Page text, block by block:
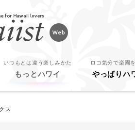
いつもとは違う楽しみかた
もっとハワイ
ロコ気分で楽園
やっぱりハ
ス